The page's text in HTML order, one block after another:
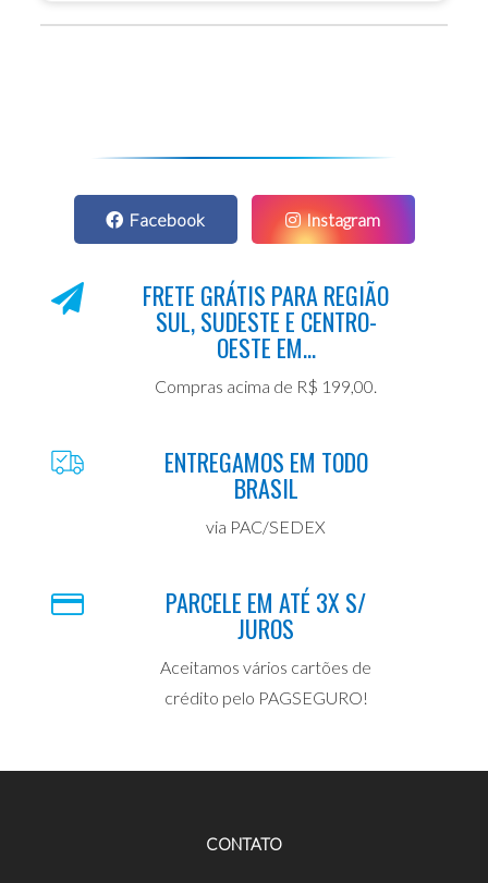
Facebook Instagram
FRETE GRÁTIS PARA REGIÃO
SUL, SUDESTE E CENTRO-
OESTE EM...
Compras acima de R$ 199,00.
ENTREGAMOS EM TODO
BRASIL
via PAC/SEDEX
PARCELE EM ATÉ 3X S/
JUROS
Aceitamos vários cartões de
crédito pelo PAGSEGURO!
CONTATO